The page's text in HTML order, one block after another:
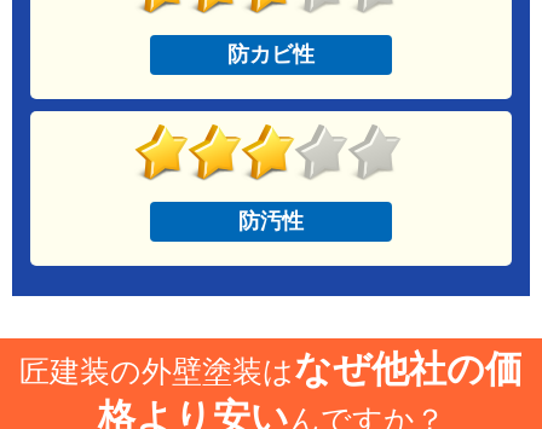
防カビ性
防汚性
匠建装の外壁塗装はなぜ他社の価
格より安いんですか？